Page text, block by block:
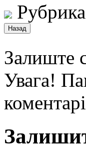
Залиште
Увага!